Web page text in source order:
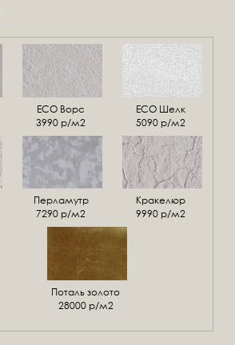
ЕСО Ворс
3990 р/м2
ЕСО Шелк
5090 р/м2
Перламутр
7290 р/м2
Кракелюр
9990 р/м2
Поталь золото
28000 р/м2